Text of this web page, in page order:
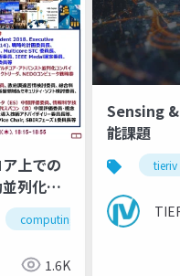
上での
列化・
computing
1.6K
Sensing
能課題
tieriv